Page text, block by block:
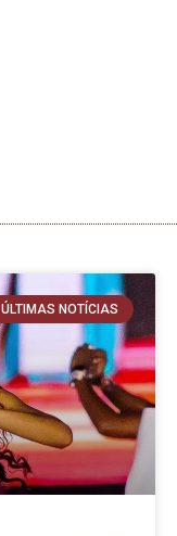
ÚLTIMAS NOTÍCIAS